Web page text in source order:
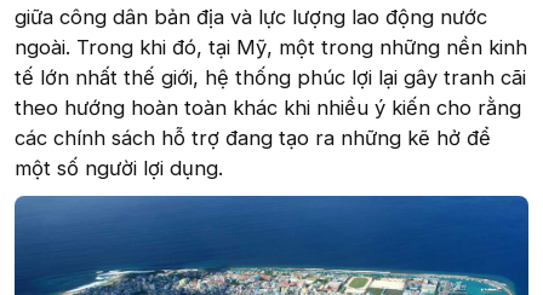
giữa công dân bản địa và lực lượng lao động nước
ngoài. Trong khi đó, tại Mỹ, một trong những nền kinh
tế lớn nhất thế giới, hệ thống phúc lợi lại gây tranh cãi
theo hướng hoàn toàn khác khi nhiều ý kiến cho rằng
các chính sách hỗ trợ đang tạo ra những kẽ hở để
một số người lợi dụng.